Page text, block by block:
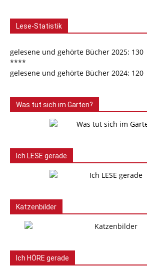
Lese-Statistik
gelesene und gehörte Bücher 2025: 130
****
gelesene und gehörte Bücher 2024: 120
Was tut sich im Garten?
Ich LESE gerade
Katzenbilder
Ich HÖRE gerade